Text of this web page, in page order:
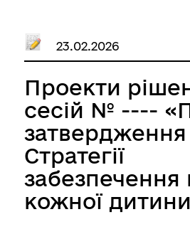
наглядової
комунального
підприємства
міська
селищної
23.02.2026
Проекти
сесій № ----
затвердження
Стратегії
забезпечення
кожної